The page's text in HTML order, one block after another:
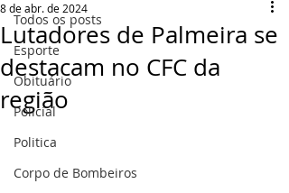
Todos os posts
Esporte
Obituário
Policial
Politica
Corpo de Bombeiros
Lutadores de Palmeira se
destacam no CFC da
região
8 de abr. de 2024